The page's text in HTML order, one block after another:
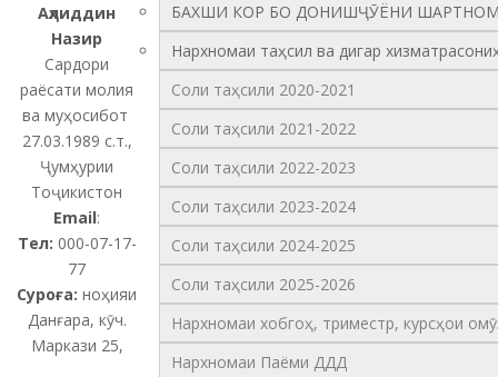
Аҳлиддин
Назир
Сардори
раёсати молия
ва муҳосибот
27.03.1989 с.т.,
Ҷумҳурии
Тоҷикистон
Email:
Тел: 000-07-17-
77
Суроға: ноҳияи
Данғара, кӯч.
Маркази 25,
БАХШИ КОР БО ДОНИШҶӮЁНИ
Нархномаи таҳсил ва дигар
Соли таҳсили 2020-2021
Соли таҳсили 2021-2022
Соли таҳсили 2022-2023
Соли таҳсили 2023-2024
Соли таҳсили 2024-2025
Соли таҳсили 2025-2026
Нархномаи хобгоҳ, триместр, курсҳои
Нархномаи Паёми ДДД